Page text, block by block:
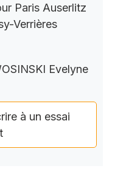
Paris Auserlitz
Verrières
Evelyne
à un essai